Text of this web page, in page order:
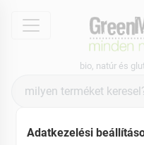
menu
bio, natúr és
keresés
Adatkezelési